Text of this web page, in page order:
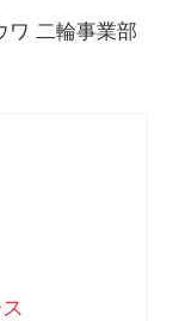
ワ 二輪事業部